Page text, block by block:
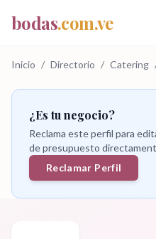
bodas.com.ve
Inicio / Directorio / Catering
¿Es tu negocio?
Reclama este perfil para
de presupuesto
Reclamar Perfil